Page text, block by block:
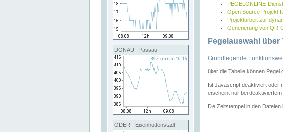
DONAU - Passau
ODER - Eisenhüttenstadt
PEGELONLINE-
Open Source Projekt
Projektarbeit zur
Generierung von QR-
Pegelauswahl über
Grundlegende
über die Tabelle können Pegel
Ist Javascript deaktiviert oder
erscheint nur bei
Die Zeitstempel in den